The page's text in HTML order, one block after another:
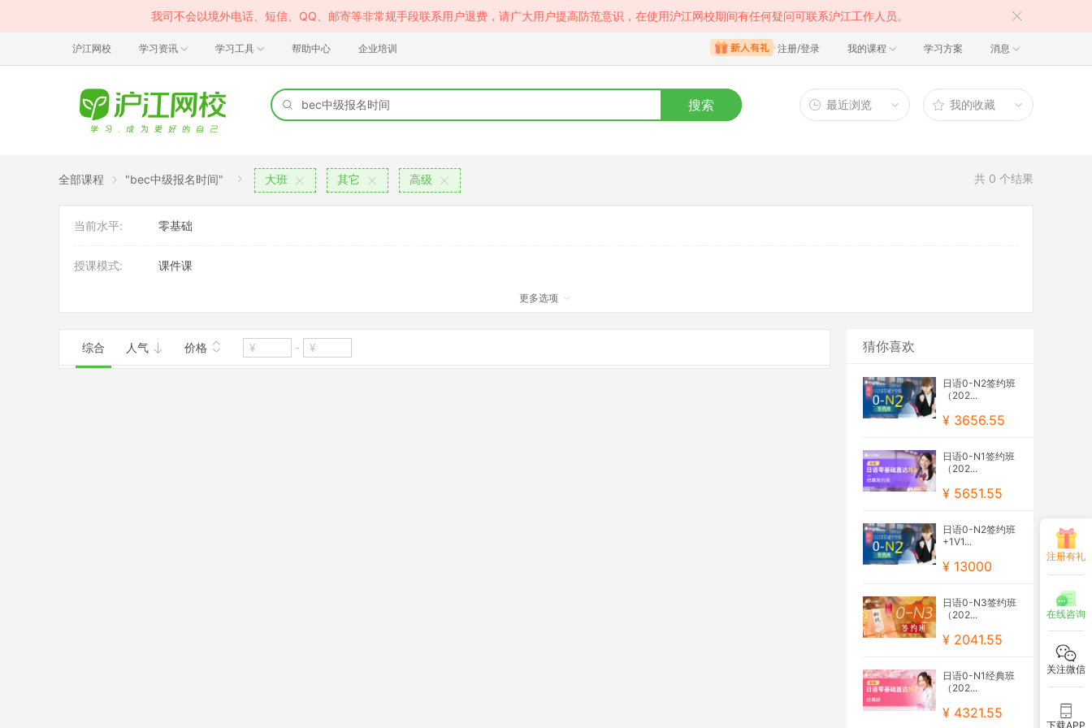
我司不会以境外电话、短信、QQ、邮寄等非常规手段联系用户退费，请广大用户提高防范意识，在使用沪江网校期间有任何疑问可联系沪江工作人员。
沪江网校 学习资讯 学习工具 帮助中心 企业培训 注册/登录 我的课程 学习方案 消息
搜索 最近浏览 我的收藏
全部课程 "bec中级报名时间" 大班 其它 高级 共 0 个结果
当前水平: 零基础
授课模式: 课件课
更多选项
综合 人气 价格 - 猜你喜欢
日语0-N2签约班
（202...
¥ 3656.55
日语0-N1签约班
（202...
¥ 5651.55
日语0-N2签约班
+1V1...
¥ 13000
日语0-N3签约班
（202...
¥ 2041.55
日语0-N1经典班
（202...
¥ 4321.55
注册有礼
在线咨询
关注微信
下载APP